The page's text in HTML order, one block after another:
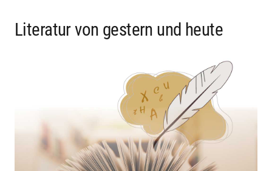
Literatur von gestern und heute